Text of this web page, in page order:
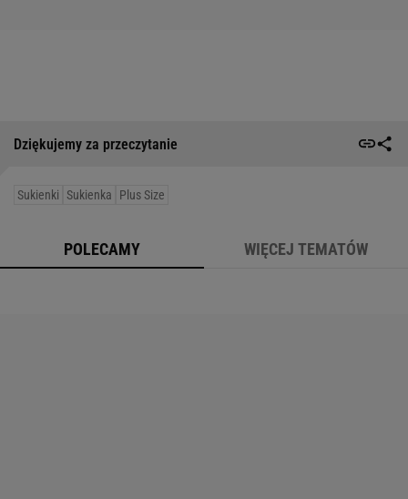
Dziękujemy za przeczytanie
Sukienki Sukienka Plus Size
POLECAMY WIĘCEJ TEMATÓW